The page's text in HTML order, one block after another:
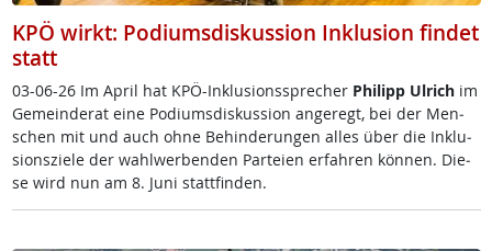
KPÖ wirkt: Podiumsdiskussion Inklusion findet
statt
03-06-26 Im April ha­t K­PÖ-In­k­lu­si­ons­sp­re­cherPhi­l­ipp Ul­rich im
Ge­mein­de­rat ei­ne Po­di­ums­dis­kus­si­on an­ge­regt, bei der Men­
schen mit und auch oh­ne Be­hin­de­run­gen al­les über die In­k­lu­
si­ons­zie­le der wahl­wer­ben­den Par­tei­en er­fah­ren kön­nen. Die­
se wird nun am 8. Ju­ni statt­fin­den.